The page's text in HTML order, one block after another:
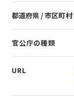
都道府県 / 市区町村
官公庁の種類
URL